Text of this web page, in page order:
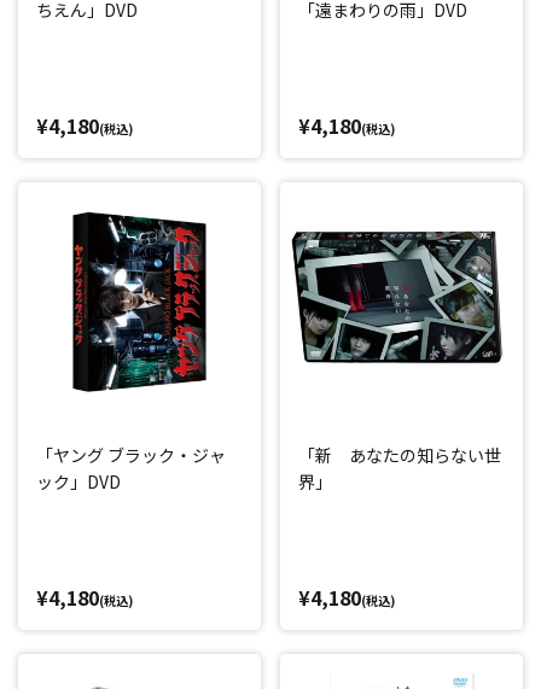
ちえん」DVD
¥4,180(税込)
「遠まわりの雨」DVD
¥4,180(税込)
「ヤング ブラック・ジャ
ック」DVD
¥4,180(税込)
「新 あなたの知らない世
界」
¥4,180(税込)